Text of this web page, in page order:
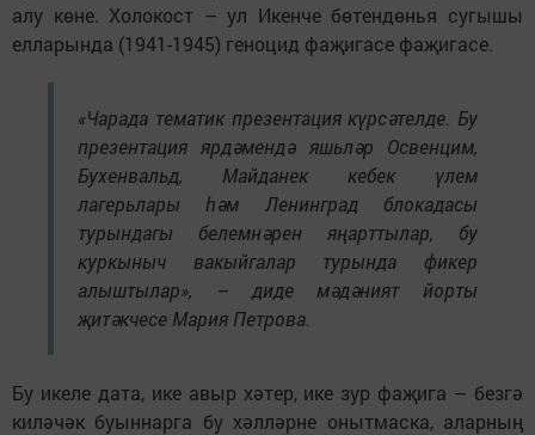
алу көне. Холокост – ул Икенче бөтендөнья сугышы
елларында (1941-1945) геноцид фаҗигасе фаҗигасе.
«Чарада тематик презентация күрсәтелде. Бу
презентация ярдәмендә яшьләр Освенцим,
Бухенвальд, Майданек кебек үлем
лагерьлары һәм Ленинград блокадасы
турындагы белемнәрен яңарттылар, бу
куркыныч вакыйгалар турында фикер
алыштылар», – диде мәдәният йорты
җитәкчесе Мария Петрова.
Бу икеле дата, ике авыр хәтер, ике зур фаҗига – безгә
киләчәк буыннарга бу хәлләрне онытмаска, аларның